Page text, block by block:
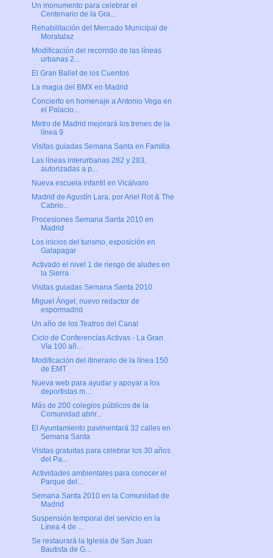
Un monumento para celebrar el
Centenario de la Gra...
Rehabilitación del Mercado Municipal de
Moratalaz
Modificación del recorrido de las líneas
urbanas 2...
El Gran Ballet de los Cuentos
La magia del BMX en Madrid
Concierto en homenaje a Antonio Vega en
el Palacio...
Metro de Madrid mejorará los trenes de la
línea 9
Visitas guiadas Semana Santa en Familia
Las líneas interurbanas 282 y 283,
autorizadas a p...
Nueva escuela infantil en Vicálvaro
Madrid de Agustín Lara, por Ariel Rot & The
Cabrio...
Procesiones Semana Santa 2010 en
Madrid
Los inicios del turismo, exposición en
Galapagar
Activado el nivel 1 de riesgo de aludes en
la Sierra
Visitas guiadas Semana Santa 2010
Miguel Ángel, nuevo redactor de
espormadrid
Un año de los Teatros del Canal
Ciclo de Conferencias Activas - La Gran
Vía 100 añ...
Modificación del itinerario de la línea 150
de EMT
Nueva web para ayudar y apoyar a los
deportistas m...
Más de 200 colegios públicos de la
Comunidad abrir...
El Ayuntamiento pavimentará 32 calles en
Semana Santa
Visitas gratuitas para celebrar los 30 años
del Pa...
Actividades ambientales para conocer el
Parque del...
Semana Santa 2010 en la Comunidad de
Madrid
Suspensión temporal del servicio en la
Línea 4 de ...
Se restaurará la Iglesia de San Juan
Bautista de G...